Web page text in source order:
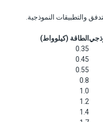
الطاقة (كيلوواط)
0.35
0.45
0.55
0.8
1.0
1.2
1.4